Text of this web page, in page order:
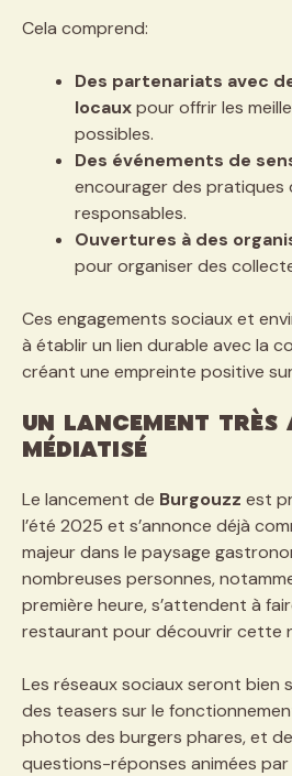
Cela comprend:
Des partenariats avec
locauxpour offrir les
possibles.
Des événements de
encourager des pratiques
responsables.
Ouvertures à des
pour organiser des
Ces engagements sociaux et
à établir un lien durable avec la
créant une empreinte positive
Un lancement très
médiatisé
Le lancement de Burgouzz est
l’été 2025 et s’annonce déjà
majeur dans le paysage
nombreuses personnes,
première heure, s’attendent à
restaurant pour découvrir cette
Les réseaux sociaux seront bien
des teasers sur le
photos des burgers phares, et
questions-réponses animées par